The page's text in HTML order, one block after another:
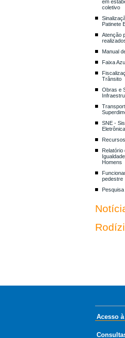
em
coletivo
Patinete
Atenção
Manual
Faixa
Trânsito
Obras e
SNE -
Eletrônica
Relatório
Homens
pedestre
Acesso